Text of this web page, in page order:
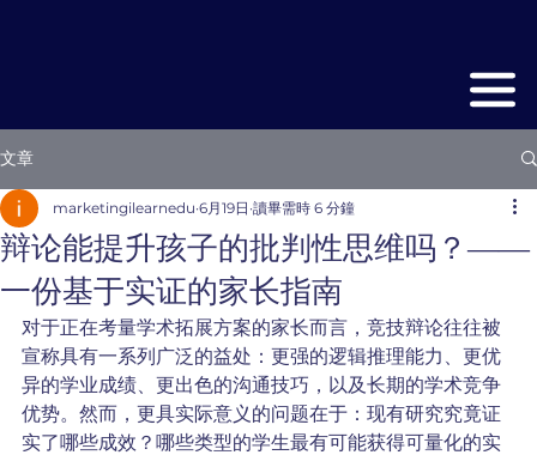
文章
辩论能提升孩子的批判性思维吗？——
一份基于实证的家长指南
marketingilearnedu 6月19日 讀畢需時 6 分鐘
对于正在考量学术拓展方案的家长而言，竞技辩论往往被
宣称具有一系列广泛的益处：更强的逻辑推理能力、更优
异的学业成绩、更出色的沟通技巧，以及长期的学术竞争
优势。然而，更具实际意义的问题在于：现有研究究竟证
实了哪些成效？哪些类型的学生最有可能获得可量化的实